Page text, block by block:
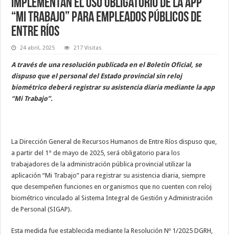
Implementan el uso obligatorio de la app
“Mi Trabajo” para empleados públicos de
Entre Ríos
24 abril, 2025 217 Visitas
A través de una resolución publicada en el Boletín Oficial, se
dispuso que el personal del Estado provincial sin reloj
biométrico deberá registrar su asistencia diaria mediante la app
“Mi Trabajo”.
La Dirección General de Recursos Humanos de Entre Ríos dispuso que,
a partir del 1° de mayo de 2025, será obligatorio para los
trabajadores de la administración pública provincial utilizar la
aplicación “Mi Trabajo” para registrar su asistencia diaria, siempre
que desempeñen funciones en organismos que no cuenten con reloj
biométrico vinculado al Sistema Integral de Gestión y Administración
de Personal (SIGAP).
Esta medida fue establecida mediante la Resolución Nº 1/2025 DGRH,